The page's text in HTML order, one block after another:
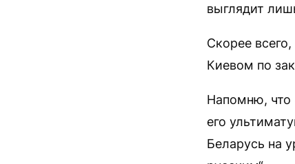
выглядит
Скорее
Киевом по
Напомню, что
его
Беларусь на